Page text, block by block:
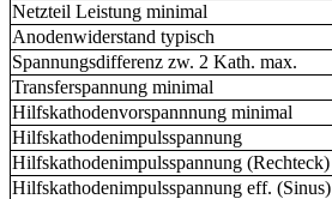
Netzteil Leistung minimal
Anodenwiderstand typisch
Spannungsdifferenz zw. 2 Kath. max.
Transferspannung minimal
Hilfskathodenvorspannnung minimal
Hilfskathodenimpulsspannung
Hilfskathodenimpulsspannung (Rechteck)
Hilfskathodenimpulsspannung eff. (Sinus)